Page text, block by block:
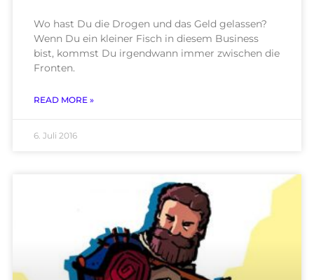
Wo hast Du die Drogen und das Geld gelassen?
Wenn Du ein kleiner Fisch in diesem Business
bist, kommst Du irgendwann immer zwischen die
Fronten.
READ MORE »
6. Juli 2016